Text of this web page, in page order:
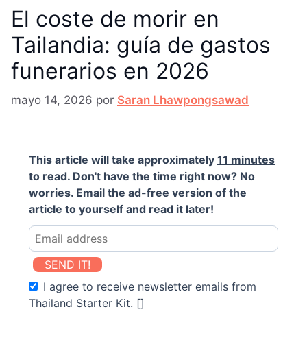
El coste de morir en
Tailandia: guía de gastos
funerarios en 2026
mayo 14, 2026 por Saran Lhawpongsawad
This article will take approximately 11 minutes
to read. Don't have the time right now? No
worries. Email the ad-free version of the
article to yourself and read it later!
SEND IT!
I agree to receive newsletter emails from
Thailand Starter Kit. []